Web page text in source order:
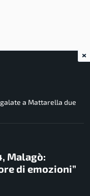
a Mattarella due
Malagò:
di emozioni”
×